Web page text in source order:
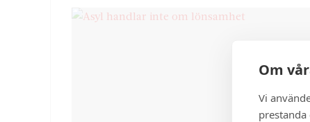
Om
Vi